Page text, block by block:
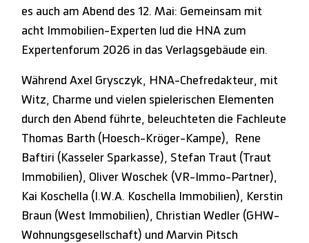
es auch am Abend des 12. Mai: Gemeinsam mit
acht Immobilien-Experten lud die HNA zum
Expertenforum 2026 in das Verlagsgebäude ein.
Während Axel Grysczyk, HNA-Chefredakteur, mit
Witz, Charme und vielen spielerischen Elementen
durch den Abend führte, beleuchteten die Fachleute
Thomas Barth (Hoesch-Kröger-Kampe), Rene
Baftiri (Kasseler Sparkasse), Stefan Traut (Traut
Immobilien), Oliver Woschek (VR-Immo-Partner),
Kai Koschella (I.W.A. Koschella Immobilien), Kerstin
Braun (West Immobilien), Christian Wedler (GHW-
Wohnungsgesellschaft) und Marvin Pitsch